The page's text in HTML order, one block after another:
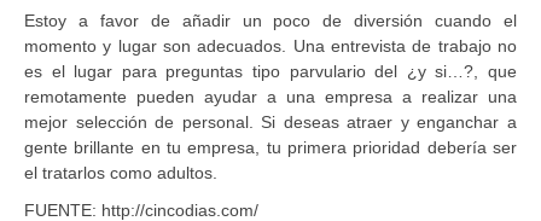
Estoy a favor de añadir un poco de diversión cuando el
momento y lugar son adecuados. Una entrevista de trabajo no
es el lugar para preguntas tipo parvulario del ¿y si…?, que
remotamente pueden ayudar a una empresa a realizar una
mejor selección de personal. Si deseas atraer y enganchar a
gente brillante en tu empresa, tu primera prioridad debería ser
el tratarlos como adultos.
FUENTE: http://cincodias.com/